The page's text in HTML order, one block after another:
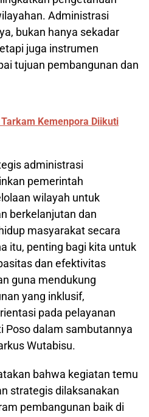
Administrasi
bukan hanya sekadar
juga instrumen
tujuan pembangunan dan
Kemenpora Diikuti
administrasi
pemerintah
wilayah untuk
berkelanjutan dan
masyarakat secara
itu, penting bagi kita untuk
dan efektivitas
guna mendukung
yang inklusif,
pada pelayanan
Poso dalam sambutannya
Wutabisu.
bahwa kegiatan temu
strategis dilaksanakan
pembangunan baik di